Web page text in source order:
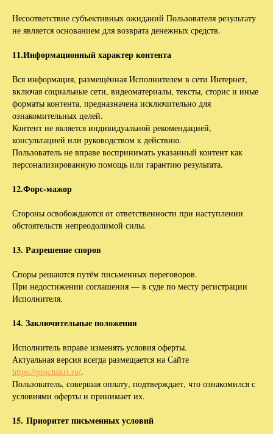
Несоответствие субъективных ожиданий Пользователя результату
не является основанием для возврата денежных средств.
11.Информационный характер контента
Вся информация, размещённая Исполнителем в сети Интернет,
включая социальные сети, видеоматериалы, тексты, сторис и иные
форматы контента, предназначена исключительно для
ознакомительных целей.
Контент не является индивидуальной рекомендацией,
консультацией или руководством к действию.
Пользователь не вправе воспринимать указанный контент как
персонализированную помощь или гарантию результата.
12.Форс-мажор
Стороны освобождаются от ответственности при наступлении
обстоятельств непреодолимой силы.
13. Разрешение споров
Споры решаются путём письменных переговоров.
При недостижении соглашения — в суде по месту регистрации
Исполнителя.
14. Заключительные положения
Исполнитель вправе изменять условия оферты.
Актуальная версия всегда размещается на Сайте
https://prochakri.ru/.
Пользователь, совершая оплату, подтверждает, что ознакомился с
условиями оферты и принимает их.
15. Приоритет письменных условий